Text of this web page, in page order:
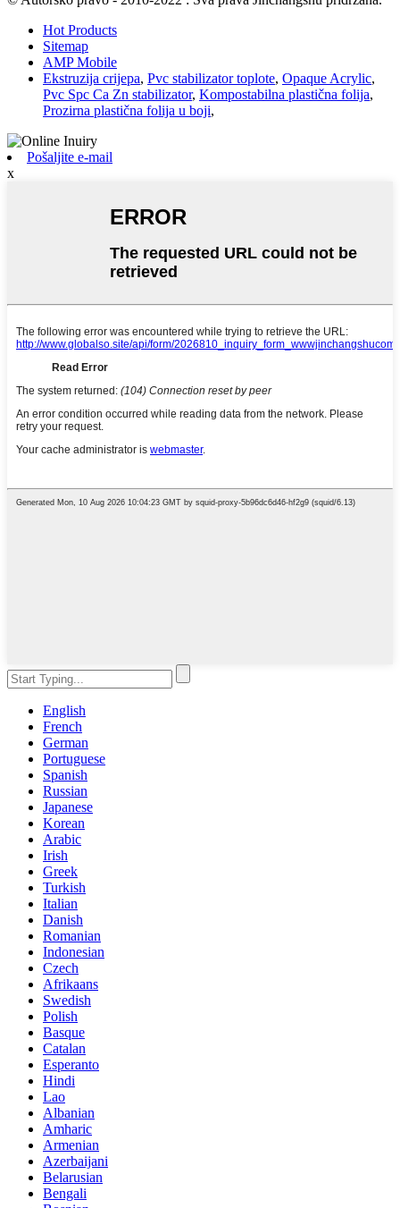
Hot Products
Sitemap
AMP Mobile
Ekstruzija crijepa, Pvc stabilizator toplote, Opaque Acrylic,
Pvc Spc Ca Zn stabilizator, Kompostabilna plastična folija,
Prozirna plastična folija u boji,
Pošaljite e-mail
x
English
French
German
Portuguese
Spanish
Russian
Japanese
Korean
Arabic
Irish
Greek
Turkish
Italian
Danish
Romanian
Indonesian
Czech
Afrikaans
Swedish
Polish
Basque
Catalan
Esperanto
Hindi
Lao
Albanian
Amharic
Armenian
Azerbaijani
Belarusian
Bengali